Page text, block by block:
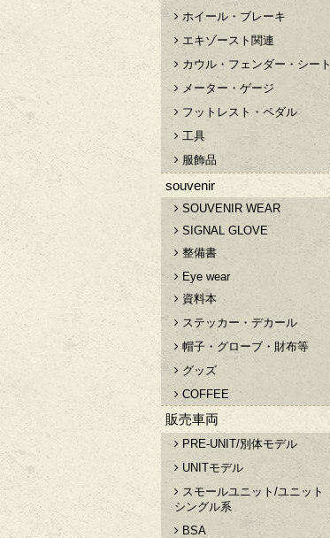
ホイール・ブレーキ
エキゾースト関連
カウル・フェンダー・シート
メーター・ゲージ
フットレスト・ペダル
工具
服飾品
souvenir
SOUVENIR WEAR
SIGNAL GLOVE
整備書
Eye wear
資料本
ステッカー・デカール
帽子・グローブ・財布等
グッズ
COFFEE
販売車両
PRE-UNIT/別体モデル
UNITモデル
スモールユニット/ユニット
シングル系
BSA